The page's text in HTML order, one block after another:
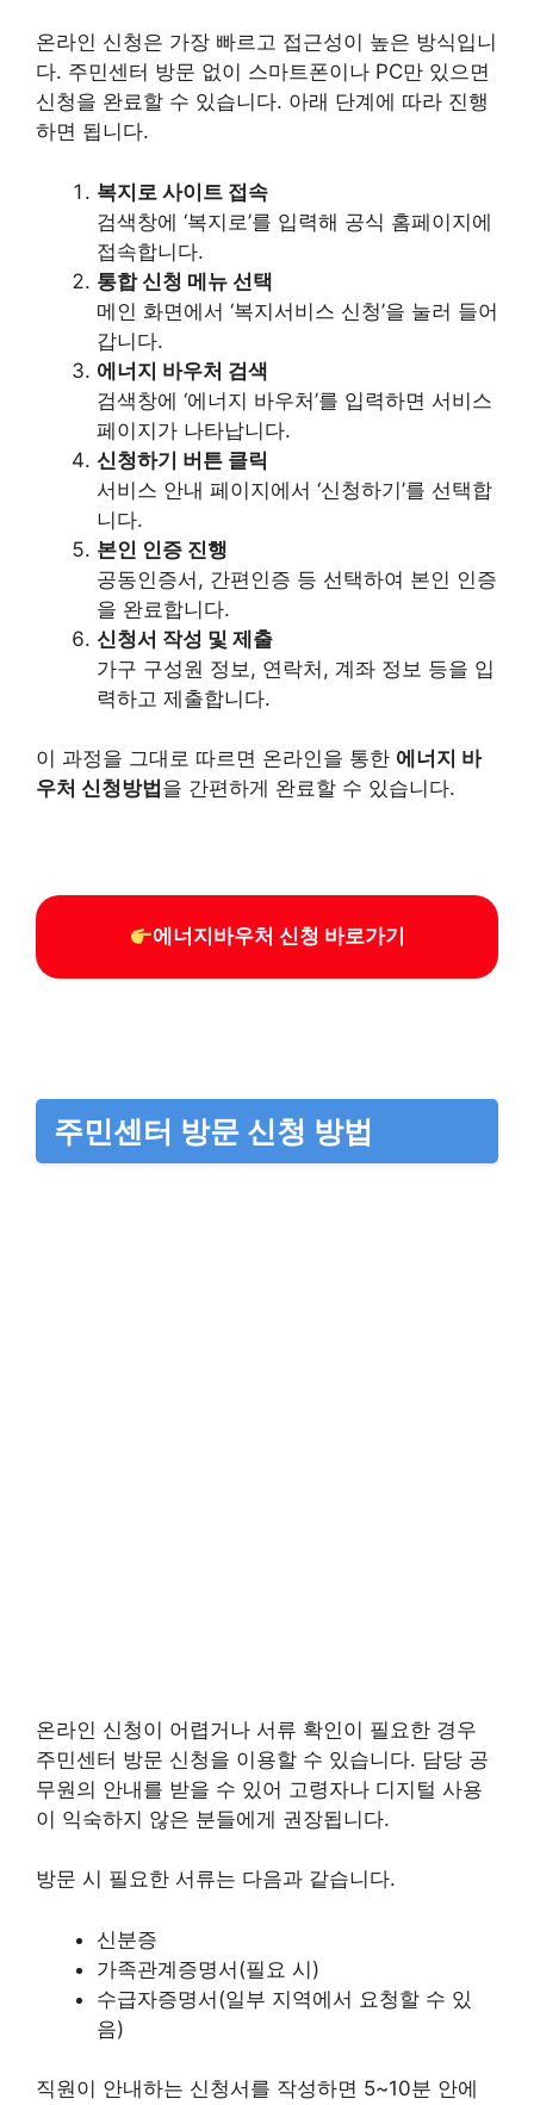
온라인 신청은 가장 빠르고 접근성이 높은 방식입니
다. 주민센터 방문 없이 스마트폰이나 PC만 있으면
신청을 완료할 수 있습니다. 아래 단계에 따라 진행
하면 됩니다.
복지로 사이트 접속
검색창에 ‘복지로’를 입력해 공식 홈페이지에
접속합니다.
통합 신청 메뉴 선택
메인 화면에서 ‘복지서비스 신청’을 눌러 들어
갑니다.
에너지 바우처 검색
검색창에 ‘에너지 바우처’를 입력하면 서비스
페이지가 나타납니다.
신청하기 버튼 클릭
서비스 안내 페이지에서 ‘신청하기’를 선택합
니다.
본인 인증 진행
공동인증서, 간편인증 등 선택하여 본인 인증
을 완료합니다.
신청서 작성 및 제출
가구 구성원 정보, 연락처, 계좌 정보 등을 입
력하고 제출합니다.
이 과정을 그대로 따르면 온라인을 통한 에너지 바
우처 신청방법 을 간편하게 완료할 수 있습니다.
에너지바우처 신청 바로가기
주민센터 방문 신청 방법
온라인 신청이 어렵거나 서류 확인이 필요한 경우
주민센터 방문 신청을 이용할 수 있습니다. 담당 공
무원의 안내를 받을 수 있어 고령자나 디지털 사용
이 익숙하지 않은 분들에게 권장됩니다.
방문 시 필요한 서류는 다음과 같습니다.
신분증
가족관계증명서(필요 시)
수급자증명서(일부 지역에서 요청할 수 있
음)
직원이 안내하는 신청서를 작성하면 5~10분 안에